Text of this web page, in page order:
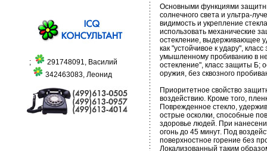
;
291748091, Василий
342463083, Леонид
Основными функциями
солнечного света и ультра-
видимость и укрепление
использовать механические
остекление, выдерживающее
как "устойчивое к удару",
умышленному пробиванию в
остекление", класс защиты Б;
оружия, без сквозного
Приоритетное свойство
воздействию. Кроме того,
Поврежденное стекло,
острые осколки, способные
здоровье людей. При
огонь до 45 минут. Под
поверхностное горение без
Локализованный таким